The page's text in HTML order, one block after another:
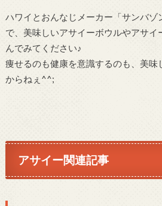
ハワイとおんなじメーカー「サンバゾ
で、美味しいアサイーボウルやアサイ
んでみてください♪
痩せるのも健康を意識するのも、美味
からねぇ^^;
アサイー関連記事